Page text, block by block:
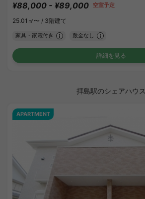
¥88,000 - ¥89,000 空室予定
25.01㎡〜 / 3階建て
家具・家電付き 敷金なし
詳細を見る
拝島駅のシェアハウス
APARTMENT